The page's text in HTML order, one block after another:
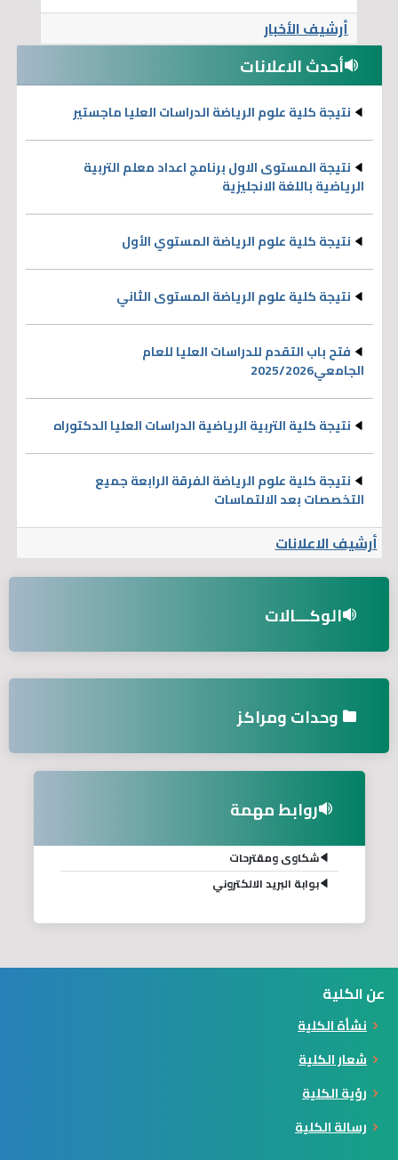
أحدث الاعلانات
نتيجة كلية علوم الرياضة الدراسات العليا ماجستير
نتيجة المستوى الاول برنامج اعداد معلم التربية
الرياضية باللغة الانجليزية
نتيجة كلية علوم الرياضة المستوي الأول
نتيجة كلية علوم الرياضة المستوى الثاني
فتح باب التقدم للدراسات العليا للعام
الجامعي2025/2026
نتيجة كلية التربية الرياضية الدراسات العليا الدكتوراه
نتيجة كلية علوم الرياضة الفرقة الرابعة جميع
التخصصات بعد الالتماسات
أرشيف الاعلانات
أرشيف الأخبار
الوكـــالات
وحدات ومراكز
روابط مهمة
شكاوى ومقترحات
بوابة البريد الالكتروني
عن الكلية
نشأة الكلية
شعار الكلية
رؤية الكلية
رسالة الكلية